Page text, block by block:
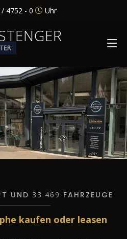
4752 - 0 Uhr
UND 33.469 FAHRZEUGE
kaufen oder leasen